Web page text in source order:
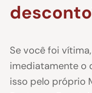
Se você foi
imediatamente o
isso pelo próprio